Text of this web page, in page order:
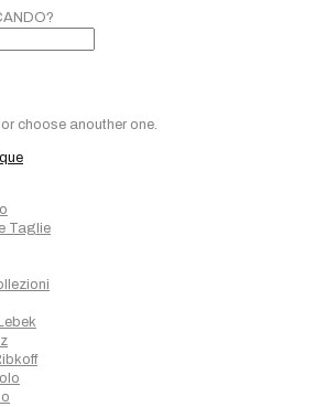
choose anouther one.
Taglie